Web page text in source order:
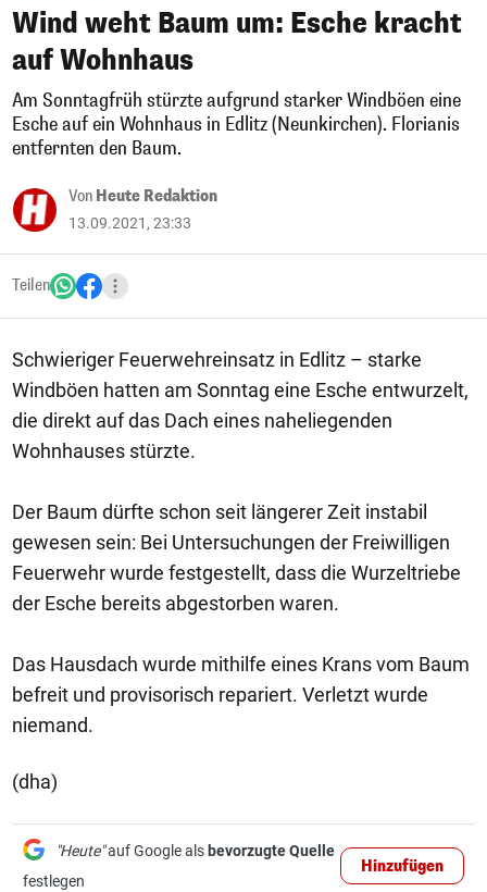
Wind weht Baum um: Esche kracht
auf Wohnhaus
Am Sonntagfrüh stürzte aufgrund starker Windböen eine
Esche auf ein Wohnhaus in Edlitz (Neunkirchen). Florianis
entfernten den Baum.
Von Heute Redaktion
13.09.2021, 23:33
Teilen
Schwieriger Feuerwehreinsatz in Edlitz – starke
Windböen hatten am Sonntag eine Esche entwurzelt,
die direkt auf das Dach eines naheliegenden
Wohnhauses stürzte.
Der Baum dürfte schon seit längerer Zeit instabil
gewesen sein: Bei Untersuchungen der Freiwilligen
Feuerwehr wurde festgestellt, dass die Wurzeltriebe
der Esche bereits abgestorben waren.
Das Hausdach wurde mithilfe eines Krans vom Baum
befreit und provisorisch repariert. Verletzt wurde
niemand.
(dha)
"Heute"auf Google als bevorzugte Quelle
festlegen
Hinzufügen